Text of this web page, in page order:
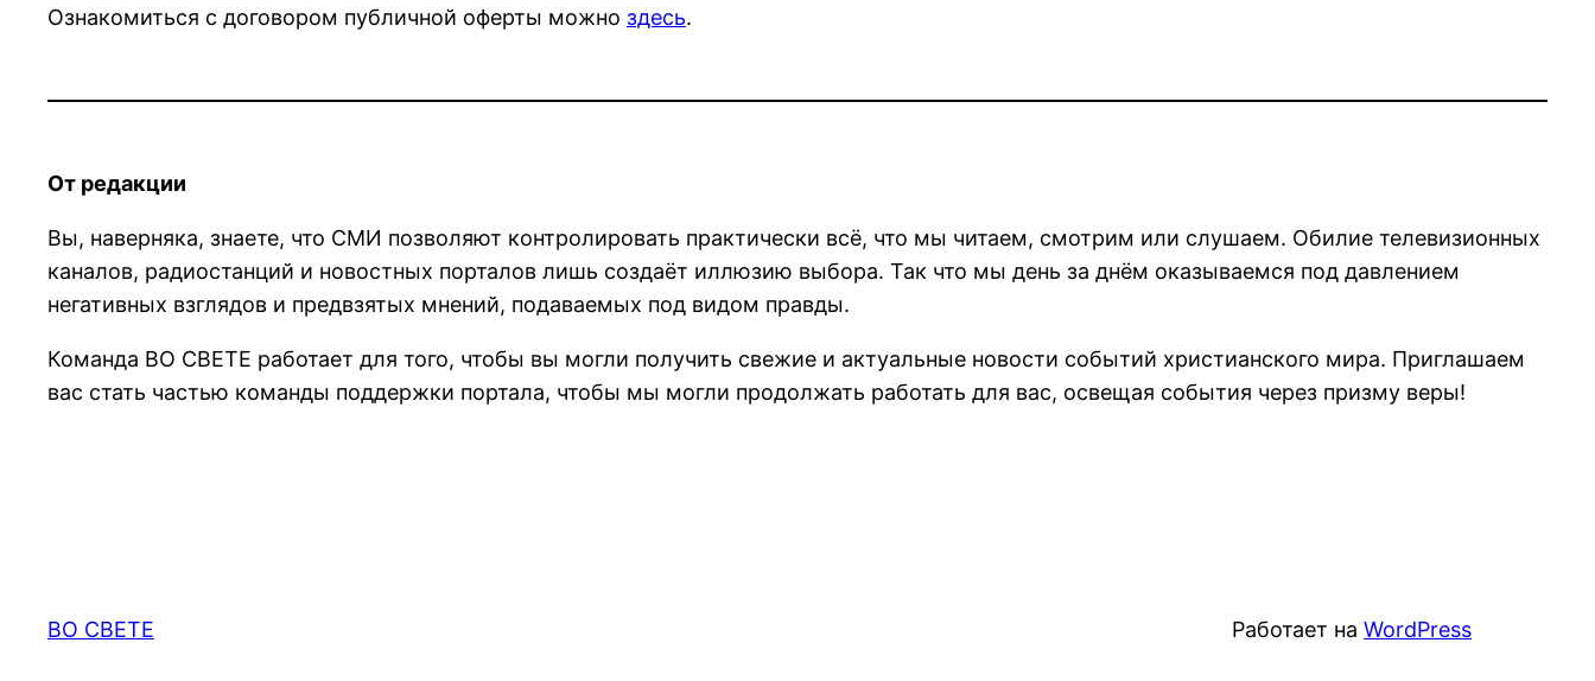
Ознакомиться с договором публичной оферты можно здесь.
От редакции
Вы, наверняка, знаете, что СМИ позволяют контролировать практически всё, что мы читаем, смотрим или слушаем. Обилие телевизионных
каналов, радиостанций и новостных порталов лишь создаёт иллюзию выбора. Так что мы день за днём оказываемся под давлением
негативных взглядов и предвзятых мнений, подаваемых под видом правды.
Команда ВО СВЕТЕ работает для того, чтобы вы могли получить свежие и актуальные новости событий христианского мира. Приглашаем
вас стать частью команды поддержки портала, чтобы мы могли продолжать работать для вас, освещая события через призму веры!
ВО СВЕТЕ Работает на WordPress